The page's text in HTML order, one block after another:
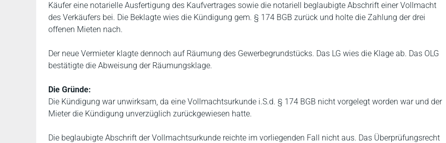
Käufer eine notarielle Ausfertigung des Kaufvertrages sowie die notariell beglaubigte Abschrift einer Vollmacht
des Verkäufers bei. Die Beklagte wies die Kündigung gem. § 174 BGB zurück und holte die Zahlung der drei
offenen Mieten nach.
Der neue Vermieter klagte dennoch auf Räumung des Gewerbegrundstücks. Das LG wies die Klage ab. Das OLG
bestätigte die Abweisung der Räumungsklage.
Die Gründe:
Die Kündigung war unwirksam, da eine Vollmachtsurkunde i.S.d. § 174 BGB nicht vorgelegt worden war und der
Mieter die Kündigung unverzüglich zurückgewiesen hatte.
Die beglaubigte Abschrift der Vollmachtsurkunde reichte im vorliegenden Fall nicht aus. Das Überprüfungsrecht